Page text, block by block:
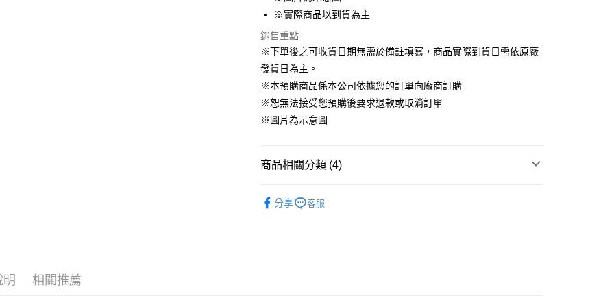
運送方式
預購訂單-宅配專用(🔺不同預購月份建議分開結帳，避免整筆訂單
等超久)
每筆NT$100，滿NT$1,300(含以上)免運費
預購訂單-離島宅配專用-(澎湖/金門/馬祖)(🔺不同預購月份建議分開
結帳，避免整筆訂單等超久)
※實際商品以到貨為主
銷售重點
※下單後之可收貨日期無需於備註填寫，商品實際到貨日需依原廠
發貨日為主。
※本預購商品係本公司依據您的訂單向廠商訂購
※恕無法接受您預購後要求退款或取消訂單
※圖片為示意圖
商品相關分類 (4)
娃娃
■🇯🇵日貨專區✈
分享 客服
明 相關推薦